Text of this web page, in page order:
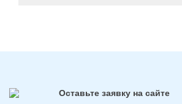
Оставьте заявку на сайте